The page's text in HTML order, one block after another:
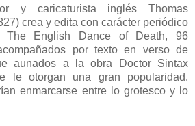
y caricaturista inglés Thomas
crea y edita con carácter periódico
English Dance of Death, 96
por texto en verso de
aunados a la obra Doctor Sintax
le otorgan una gran popularidad.
enmarcarse entre lo grotesco y lo